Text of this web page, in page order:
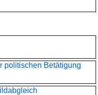
politischen Betätigung